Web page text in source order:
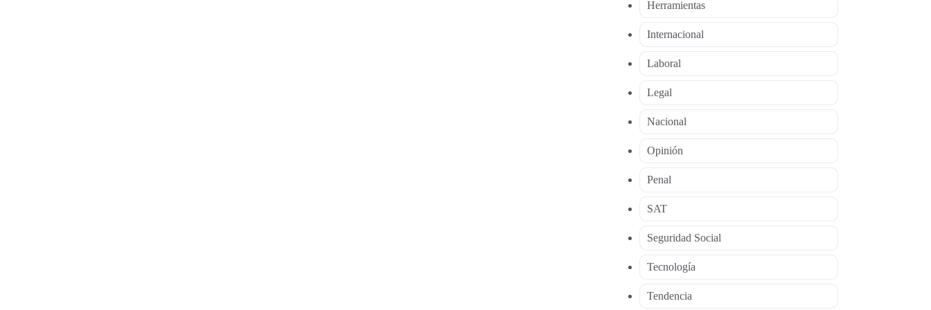
Herramientas
Internacional
Laboral
Legal
Nacional
Opinión
Penal
SAT
Seguridad Social
Tecnología
Tendencia